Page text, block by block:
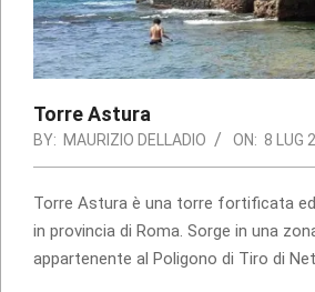
Torre Astura
BY: MAURIZIO DELLADIO ON: 8 LUG
Torre Astura è una torre fortificata
in provincia di Roma. Sorge in una
appartenente al Poligono di Tiro di